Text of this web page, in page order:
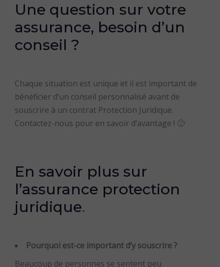
Une question sur votre
assurance, besoin d’un
conseil ?
Chaque situation est unique et il est important de
bénéficier d’un conseil personnalisé avant de
souscrire à un contrat Protection Juridique.
Contactez-nous pour en savoir d’avantage ! 🙂
En savoir plus sur
l’assurance protection
juridique.
Pourquoi est-ce important d’y souscrire ?
Beaucoup de personnes se sentent peu